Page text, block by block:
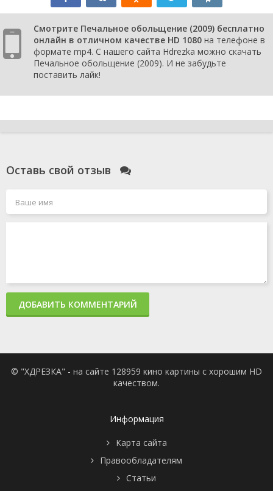
Смотрите Печальное обольщение (2009) бесплатно
онлайн в отличном качестве HD 1080 на телефоне в
формате mp4. С нашего сайта Hdrezka можно скачать
Печальное обольщение (2009). И не забудьте
поставить лайк!
Оставь свой отзыв
ДОБАВИТЬ КОММЕНТАРИЙ
© "ХДРЕЗКА" - на сайте 128959 кино картины с хорошим HD
качеством.
Информация
Карта сайта
Правообладателям
Статьи